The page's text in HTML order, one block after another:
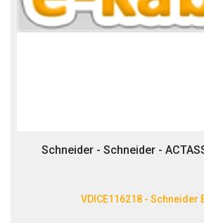
Schneider - Schneider -
VDICE116218 - Schneider